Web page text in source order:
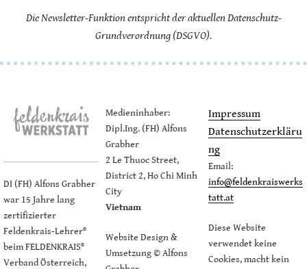
Die Newsletter-Funktion entspricht der aktuellen Datenschutz-
Grundverordnung (DSGVO).
DI (FH) Alfons Grabher
war 15 Jahre lang
zertifizierter
Feldenkrais-Lehrer®
beim FELDENKRAIS®
Verband Österreich,
Medieninhaber:
Dipl.Ing. (FH) Alfons
Grabher
2 Le Thuoc Street,
District 2, Ho Chi Minh
City
Vietnam
Website Design &
Umsetzung © Alfons
Impressum
Datenschutzerkläru
ng
Email:
info@feldenkraiswerks
tatt.at
Diese Website
verwendet keine
Cookies, macht kein